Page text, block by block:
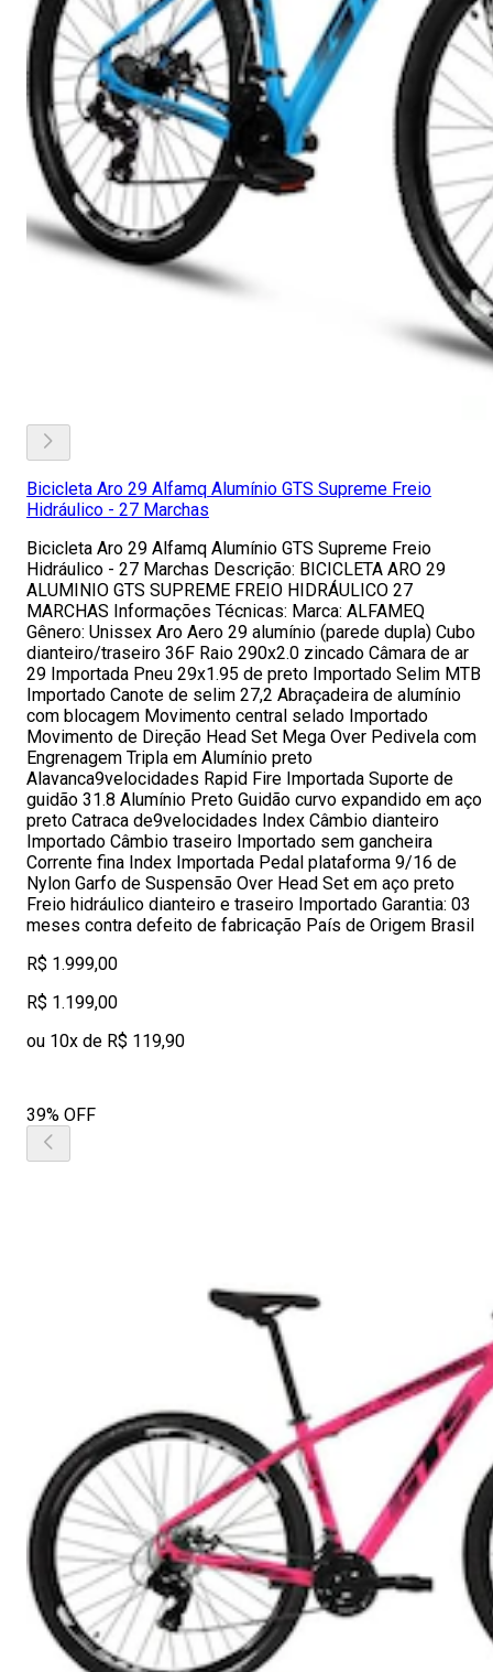
Bicicleta Aro 29 Alfamq Alumínio GTS Supreme Freio
Hidráulico - 27 Marchas
Bicicleta Aro 29 Alfamq Alumínio GTS Supreme Freio
Hidráulico - 27 Marchas Descrição: BICICLETA ARO 29
ALUMINIO GTS SUPREME FREIO HIDRÁULICO 27
MARCHAS Informações Técnicas: Marca: ALFAMEQ
Gênero: Unissex Aro Aero 29 alumínio (parede dupla) Cubo
dianteiro/traseiro 36F Raio 290x2.0 zincado Câmara de ar
29 Importada Pneu 29x1.95 de preto Importado Selim MTB
Importado Canote de selim 27,2 Abraçadeira de alumínio
com blocagem Movimento central selado Importado
Movimento de Direção Head Set Mega Over Pedivela com
Engrenagem Tripla em Alumínio preto
Alavanca9velocidades Rapid Fire Importada Suporte de
guidão 31.8 Alumínio Preto Guidão curvo expandido em aço
preto Catraca de9velocidades Index Câmbio dianteiro
Importado Câmbio traseiro Importado sem gancheira
Corrente fina Index Importada Pedal plataforma 9/16 de
Nylon Garfo de Suspensão Over Head Set em aço preto
Freio hidráulico dianteiro e traseiro Importado Garantia: 03
meses contra defeito de fabricação País de Origem Brasil
R$ 1.999,00
R$ 1.199,00
ou 10x de R$ 119,90
39% OFF